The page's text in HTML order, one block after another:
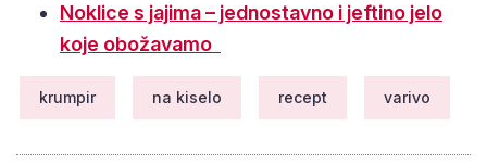
Noklice s jajima – jednostavno i jeftino jelo
koje obožavamo
krumpir na kiselo recept varivo